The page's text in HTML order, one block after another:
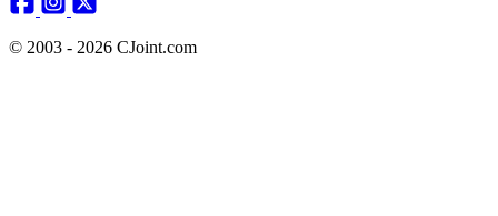
© 2003 - 2026 CJoint.com